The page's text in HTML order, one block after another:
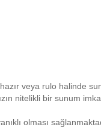
veya rulo halinde
nitelikli bir sunum
olması